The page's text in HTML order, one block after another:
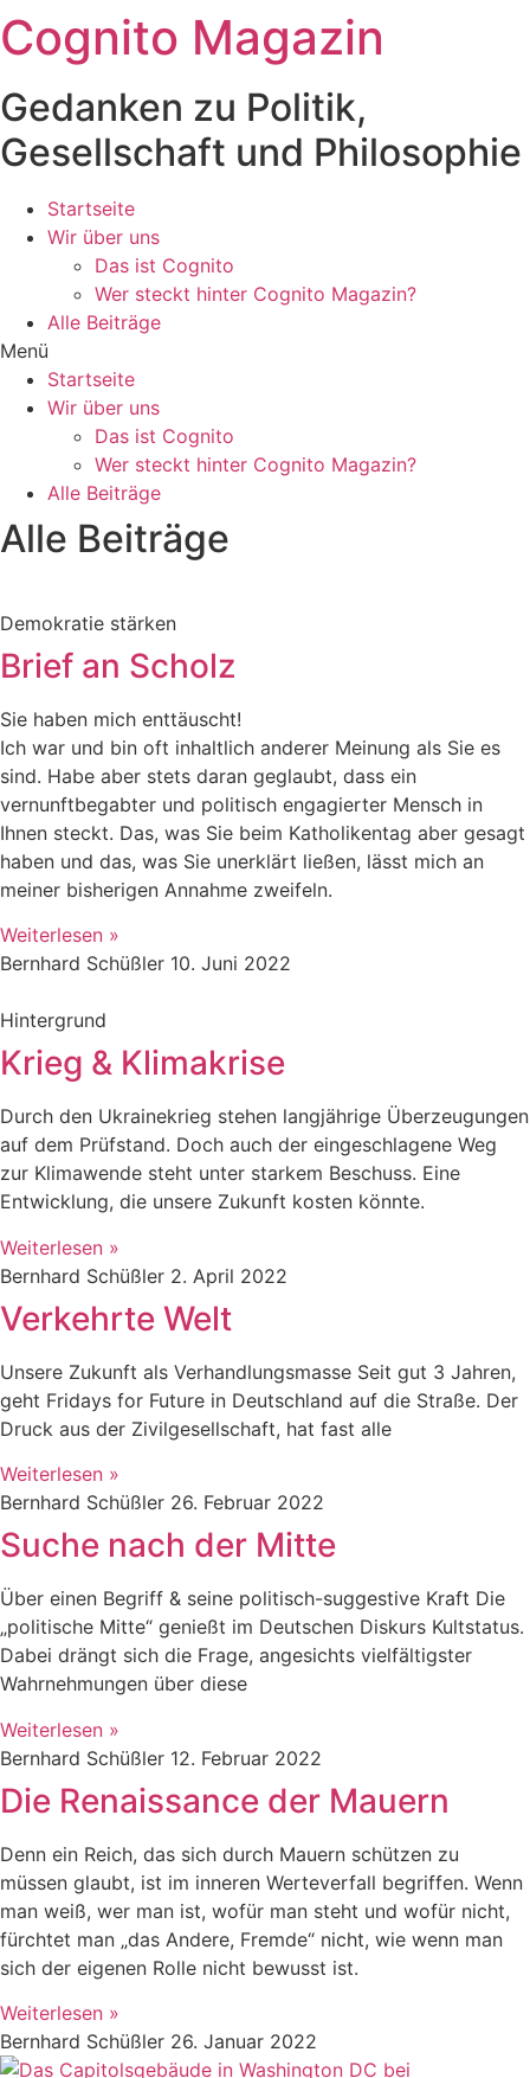
Zum
Inhalt
Cognito Magazin
Gedanken zu Politik,
Gesellschaft und Philosophie
Startseite
Wir über uns
Das ist Cognito
Wer steckt hinter Cognito Magazin?
Alle Beiträge
Menü
Startseite
Wir über uns
Das ist Cognito
Wer steckt hinter Cognito Magazin?
Alle Beiträge
Alle Beiträge
Demokratie stärken
Brief an Scholz
Sie haben mich enttäuscht!
Ich war und bin oft inhaltlich anderer Meinung als Sie es
sind. Habe aber stets daran geglaubt, dass ein
vernunftbegabter und politisch engagierter Mensch in
Ihnen steckt. Das, was Sie beim Katholikentag aber gesagt
haben und das, was Sie unerklärt ließen, lässt mich an
meiner bisherigen Annahme zweifeln.
Weiterlesen »
Bernhard Schüßler 10. Juni 2022
Hintergrund
Krieg & Klimakrise
Durch den Ukrainekrieg stehen langjährige Überzeugungen
auf dem Prüfstand. Doch auch der eingeschlagene Weg
zur Klimawende steht unter starkem Beschuss. Eine
Entwicklung, die unsere Zukunft kosten könnte.
Weiterlesen »
Bernhard Schüßler 2. April 2022
Verkehrte Welt
Unsere Zukunft als Verhandlungsmasse Seit gut 3 Jahren,
geht Fridays for Future in Deutschland auf die Straße. Der
Druck aus der Zivilgesellschaft, hat fast alle
Weiterlesen »
Bernhard Schüßler 26. Februar 2022
Suche nach der Mitte
Über einen Begriff & seine politisch-suggestive Kraft Die
„politische Mitte“ genießt im Deutschen Diskurs Kultstatus.
Dabei drängt sich die Frage, angesichts vielfältigster
Wahrnehmungen über diese
Weiterlesen »
Bernhard Schüßler 12. Februar 2022
Die Renaissance der Mauern
Denn ein Reich, das sich durch Mauern schützen zu
müssen glaubt, ist im inneren Werteverfall begriffen. Wenn
man weiß, wer man ist, wofür man steht und wofür nicht,
fürchtet man „das Andere, Fremde“ nicht, wie wenn man
sich der eigenen Rolle nicht bewusst ist.
Weiterlesen »
Bernhard Schüßler 26. Januar 2022